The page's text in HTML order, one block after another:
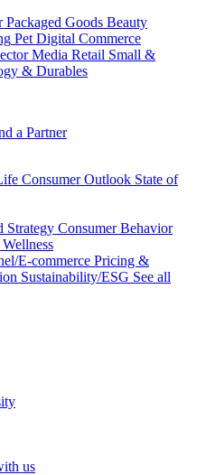
Packaged Goods Beauty
Pet Digital Commerce
Media Retail Small &
& Durables
a Partner
Consumer Outlook State of
Strategy Consumer Behavior
E-commerce Pricing &
Sustainability/ESG See all
us